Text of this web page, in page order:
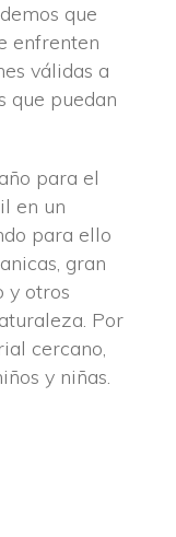
que
enfrenten
válidas a
que puedan
para el
en un
para ello
gran
y otros
Por
cercano,
y niñas.